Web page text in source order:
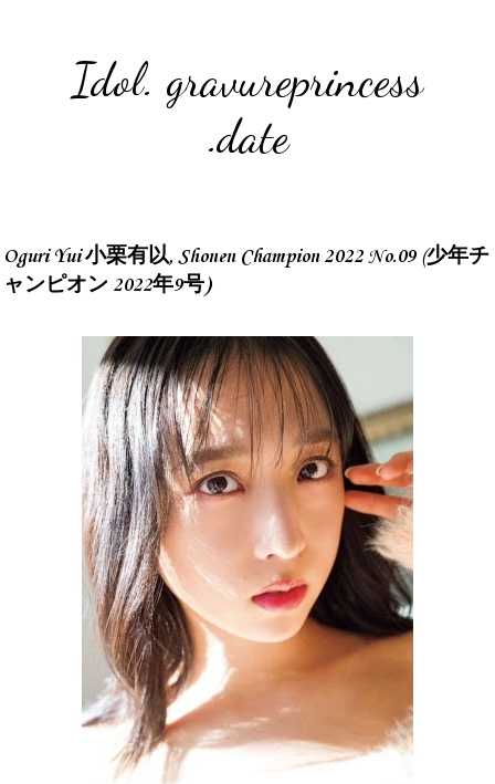
Idol. gravureprincess
.date
Oguri Yui 小栗有以, Shonen Champion 2022 No.09 (少年チ
ャンピオン 2022年9号)